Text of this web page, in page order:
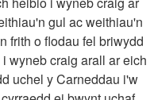
gul ac weithiau'n
frith o flodau fel briwydd
wyneb craig arall ar eich
uchel y Carneddau i'w